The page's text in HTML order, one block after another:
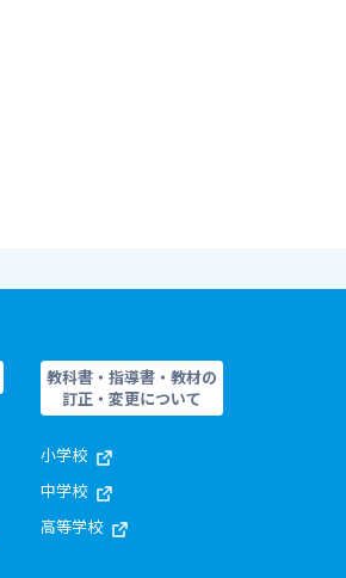
教科書・指導書・教材の
訂正・変更について
小学校
中学校
高等学校